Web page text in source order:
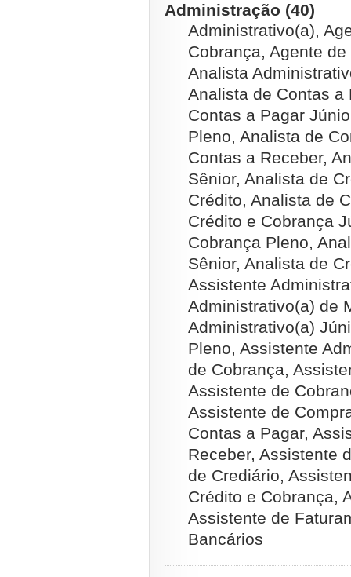
Administração (40)
Administrativo(a),
Cobrança, Agente
Analista
Analista de Contas a
Contas a Pagar
Pleno, Analista de
Contas a Receber,
Sênior, Analista de
Crédito, Analista de
Crédito e Cobrança
Cobrança Pleno,
Sênior, Analista de
Assistente
Administrativo(a) de
Administrativo(a)
Pleno, Assistente
de Cobrança,
Assistente de
Assistente de
Contas a Pagar,
Receber, Assistente
de Crediário,
Crédito e Cobrança,
Assistente de
Bancários